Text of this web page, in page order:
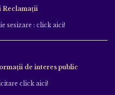
Reclamații
sesizare : click aici!
de interes public
click aici!